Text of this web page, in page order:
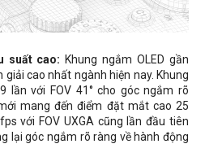
suất cao: Khung ngắm OLED gần
cao nhất ngành hiện nay. Khung
lần với FOV 41° cho góc ngắm rõ
mang đến điểm đặt mắt cao 25
với FOV UXGA cũng lần đầu tiên
lại góc ngắm rõ ràng về hành động